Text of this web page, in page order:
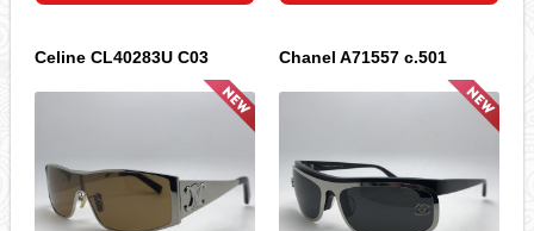
Celine CL40283U C03 Chanel A71557 c.501